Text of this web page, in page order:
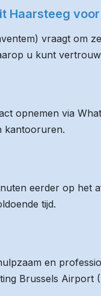
Haarsteeg
vraagt om
u kunt
opnemen via
kantooruren.
eerder op het
tijd.
en
Brussels Airport